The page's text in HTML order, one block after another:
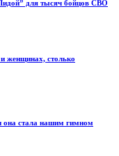
для тысяч бойцов СВО
женщинах, столько
она стала нашим гимном